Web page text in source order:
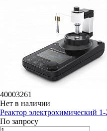
40003261
Нет в наличии
Реактор электрохимический
По запросу